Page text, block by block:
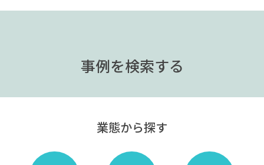
事例を検索する
業態から探す